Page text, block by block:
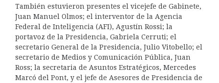
También estuvieron presentes el vicejefe de Gabinete,
Juan Manuel Olmos; el interventor de la Agencia
Federal de Inteligencia (AFI), Agustín Rossi; la
portavoz de la Presidencia, Gabriela Cerruti; el
secretario General de la Presidencia, Julio Vitobello; el
secretario de Medios y Comunicación Pública, Juan
Ross; la secretaria de Asuntos Estratégicos, Mercedes
Marcó del Pont, y el jefe de Asesores de Presidencia de